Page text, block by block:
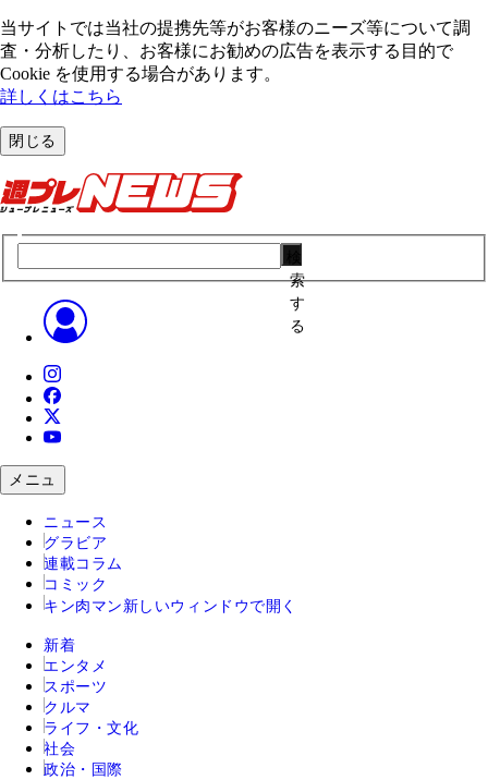
当サイトでは当社の提携先等がお客様のニーズ等について調
査・分析したり、お客様にお勧めの広告を表⽰する⽬的で
Cookie を使⽤する場合があります。
詳しくはこちら
閉じる
索
す
る
メニュ
ニュース
グラビア
連載コラム
コミック
キン肉マン 新しいウィンドウで開く
新着
エンタメ
スポーツ
クルマ
ライフ・文化
社会
政治・国際